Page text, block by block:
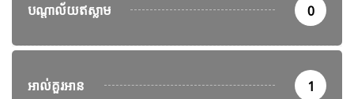
បណ្តាល័យឥស្លាម 0
អាល់គួរអាន 1